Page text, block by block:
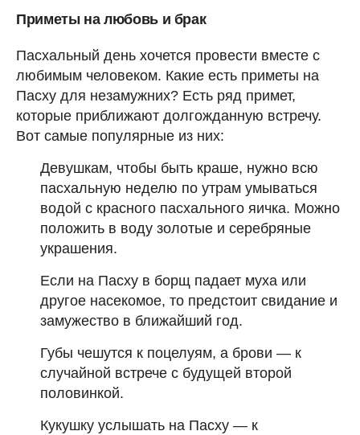
Приметы на любовь и брак
Пасхальный день хочется провести вместе с
любимым человеком. Какие есть приметы на
Пасху для незамужних? Есть ряд примет,
которые приближают долгожданную встречу.
Вот самые популярные из них:
Девушкам, чтобы быть краше, нужно всю
пасхальную неделю по утрам умываться
водой с красного пасхального яичка. Можно
положить в воду золотые и серебряные
украшения.
Если на Пасху в борщ падает муха или
другое насекомое, то предстоит свидание и
замужество в ближайший год.
Губы чешутся к поцелуям, а брови — к
случайной встрече с будущей второй
половинкой.
Кукушку услышать на Пасху — к